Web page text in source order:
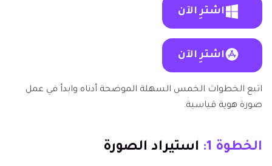
اشترِ الآن
اشترِ الآن
اتبع الخطوات الخمس السهلة الموضحة أدناه وابدأ في عمل
صورة هوية قياسية.
الخطوة 1: استيراد الصورة